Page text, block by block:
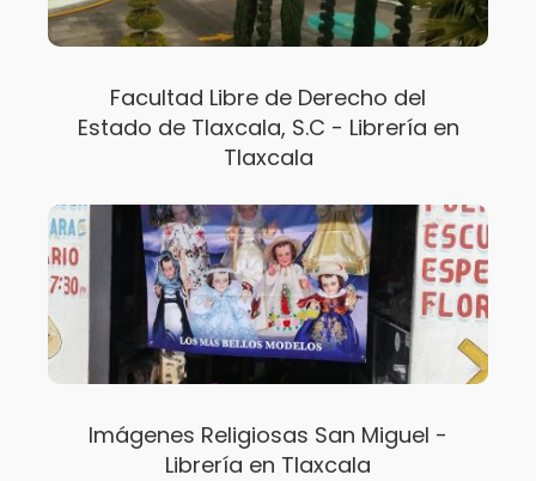
Facultad Libre de Derecho del
Estado de Tlaxcala, S.C - Librería en
Tlaxcala
Imágenes Religiosas San Miguel -
Librería en Tlaxcala